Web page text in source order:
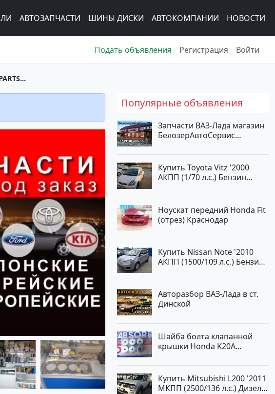
АВТОЗАПЧАСТИ ШИНЫ ДИСКИ АВТОКОМПАНИИ НОВОСТИ
Подать объявления Регистрация Войти
Популярные объявления
Запчасти ВАЗ-Лада магазин
БелозерАвтоСервис
Купить Toyota Vitz '2000
АКПП (1/70 л.с.) Бензин
Белый Хетчбэк по цене
194000 рублей, объявление
№15521 на сайте
Авторынок23
Ноускат передний Honda Fit
(отрез) Краснодар
Купить Nissan Note '2010
АКПП (1500/109 л.с.) Бензин
ЛАВАНДА Хетчбэк по цене
419000 рублей, объявление
№1457 на сайте
Авторынок23
Авторазбор ВАЗ-Лада в ст.
Динской
Шайба болта клапанной
крышки Honda K20A
Купить Mitsubishi L200 '2011
МКПП (2500/136 л.с.) Дизель